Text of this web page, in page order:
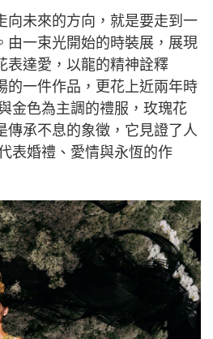
向未來的方向，就是要走到一
由一束光開始的時裝展，展現
表達愛，以龍的精神詮釋
的一件作品，更花上近兩年時
金色為主調的禮服，玫瑰花
傳承不息的象徵，它見證了人
表婚禮、愛情與永恆的作